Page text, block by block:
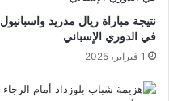
نتيجة مباراة ريال مدريد واسبانيول
في الدوري الإسباني
1 فبراير، 2025